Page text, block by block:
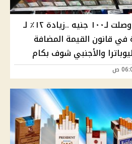
هو سعر علبة السجائر وصلت لـ١٠٠ جنيه ..زيادة ١٢٪ لـ
في قانون القيمة المضافة
والأجنبي شوف بكام